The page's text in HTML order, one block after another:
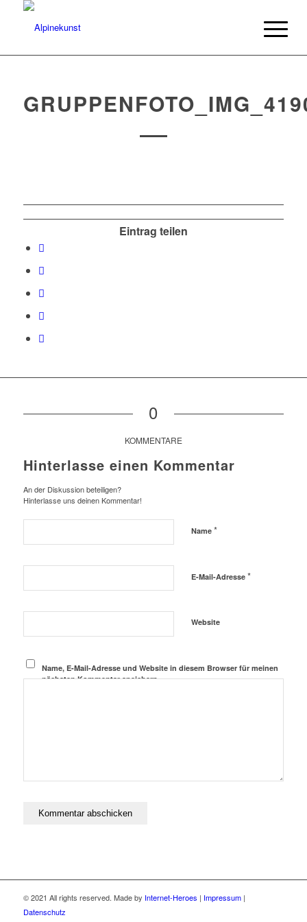
Eintrag teilen
0
KOMMENTARE
Hinterlasse einen Kommentar
An der Diskussion beteiligen?
Hinterlasse uns deinen Kommentar!
Name *
E-Mail-Adresse *
Website
Name, E-Mail-Adresse und Website in diesem Browser für meinen
nächsten Kommentar speichern.
© 2021 All rights reserved. Made by Internet-Heroes | Impressum|
Datenschutz